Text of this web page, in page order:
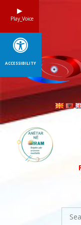
for:
Play_Voice
ACCESSIBILITY